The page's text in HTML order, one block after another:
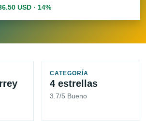
USD · 14%
CATEGORÍA
4 estrellas
3.7/5 Bueno